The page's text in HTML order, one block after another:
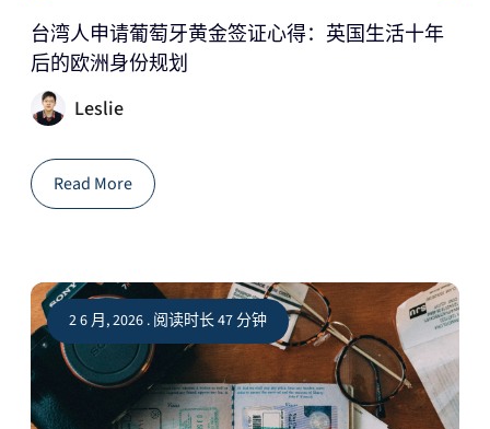
台湾人申请葡萄牙黄金签证心得：英国生活十年
后的欧洲身份规划
Leslie
Read More
2 6 月, 2026 . 阅读时长 47 分钟